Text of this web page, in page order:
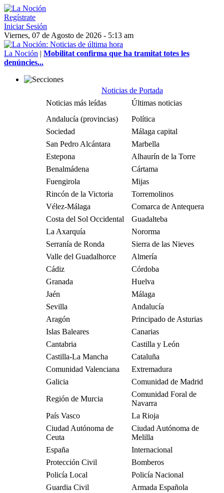
Regístrate
Iniciar Sesión
Viernes, 07 de Agosto de 2026 - 5:13 am
La Noción | Mobilitat confirma que ha tramitat totes les
denúncies...
Noticias de Portada
Noticias más leídas
Últimas noticias
Andalucía (provincias)
Política
Sociedad
Málaga capital
San Pedro Alcántara
Marbella
Estepona
Alhaurín de la Torre
Benalmádena
Cártama
Fuengirola
Mijas
Rincón de la Victoria
Torremolinos
Vélez-Málaga
Comarca de Antequera
Costa del Sol Occidental
Guadalteba
La Axarquía
Nororma
Serranía de Ronda
Sierra de las Nieves
Valle del Guadalhorce
Almería
Cádiz
Córdoba
Granada
Huelva
Jaén
Málaga
Sevilla
Andalucía
Aragón
Principado de Asturias
Islas Baleares
Canarias
Cantabria
Castilla y León
Castilla-La Mancha
Cataluña
Comunidad Valenciana
Extremadura
Galicia
Comunidad de Madrid
Región de Murcia
Comunidad Foral de
Navarra
País Vasco
La Rioja
Ciudad Autónoma de
Ceuta
Ciudad Autónoma de
Melilla
España
Internacional
Protección Civil
Bomberos
Policía Local
Policía Nacional
Guardia Civil
Armada Española